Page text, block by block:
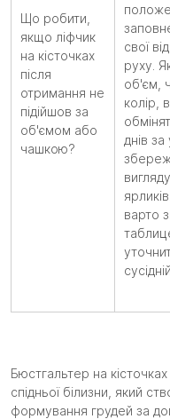
Що робити,
якщо ліфчик
на кісточках
після
отримання не
підійшов за
об'ємом або
чашкою?
свої
руху.
об'єм,
колір,
днів
варто
Бюстгальтер на
спідньої білизни, який
формування грудей за